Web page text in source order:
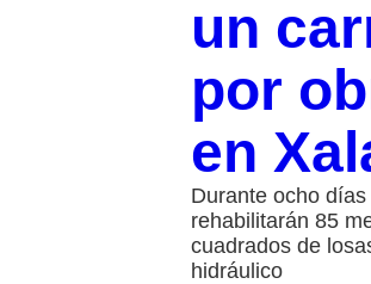
un
por
en
Durante ocho días
rehabilitarán 85
cuadrados de
hidráulico